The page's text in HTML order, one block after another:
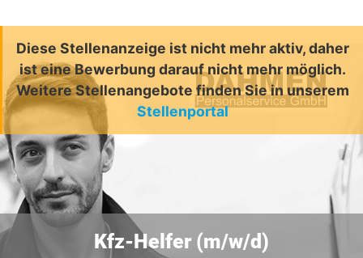
Diese Stellenanzeige ist nicht mehr aktiv, daher
ist eine Bewerbung darauf nicht mehr möglich.
Weitere Stellenangebote finden Sie in unserem
Stellenportal
Kfz-Helfer (m/w/d)